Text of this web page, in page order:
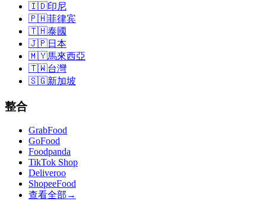
🇮🇩印尼
🇵🇭菲律宾
🇹🇭泰國
🇯🇵日本
🇲🇾馬來西亞
🇹🇼台灣
🇸🇬新加坡
整合
GrabFood
GoFood
Foodpanda
TikTok Shop
Deliveroo
ShopeeFood
查看全部 →